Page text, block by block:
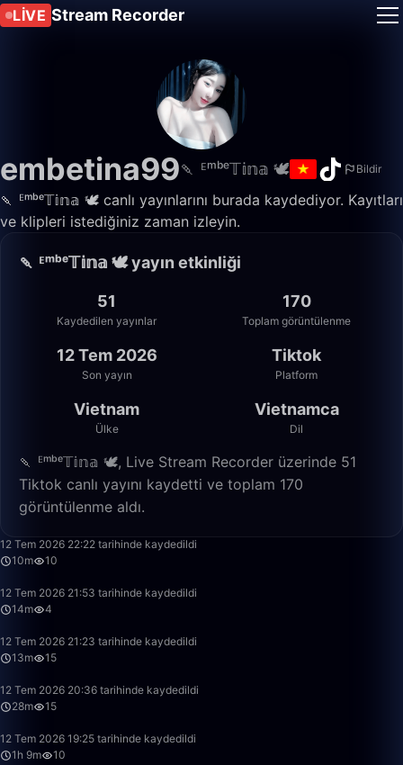
LIVE Stream Recorder
embetina99🍡 ᴱᵐᵇᵉ𝕋𝕚𝕟𝕒 🕊️ Bildir
🍡 ᴱᵐᵇᵉ𝕋𝕚𝕟𝕒 🕊️ canlı yayınlarını burada kaydediyor. Kayıtları
ve klipleri istediğiniz zaman izleyin.
🍡 ᴱᵐᵇᵉ𝕋𝕚𝕟𝕒 🕊️ yayın etkinliği
51
Kaydedilen yayınlar
170
Toplam görüntülenme
12 Tem 2026
Son yayın
Tiktok
Platform
Vietnam
Ülke
Vietnamca
Dil
🍡 ᴱᵐᵇᵉ𝕋𝕚𝕟𝕒 🕊️, Live Stream Recorder üzerinde 51
Tiktok canlı yayını kaydetti ve toplam 170
görüntülenme aldı.
12 Tem 2026 22:22 tarihinde kaydedildi
10m
10
12 Tem 2026 21:53 tarihinde kaydedildi
14m
4
12 Tem 2026 21:23 tarihinde kaydedildi
13m
15
12 Tem 2026 20:36 tarihinde kaydedildi
28m
15
12 Tem 2026 19:25 tarihinde kaydedildi
1h 9m
10